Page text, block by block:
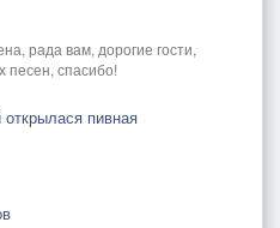
рада вам, дорогие гости,
песен, спасибо!
пивная